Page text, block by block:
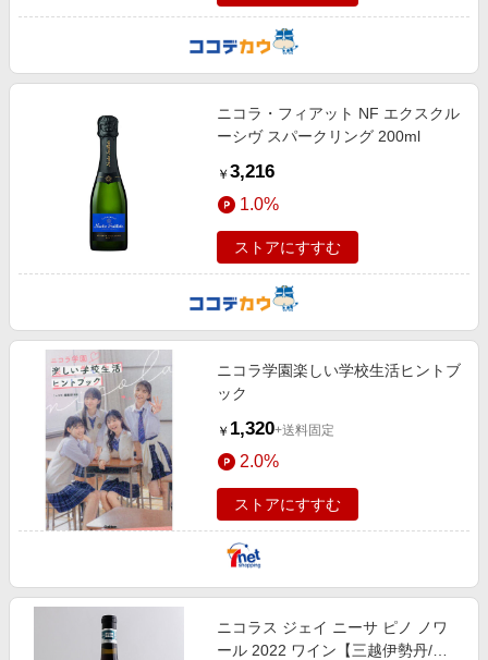
ニコラ・フィアット NF エクスクル
ーシヴ スパークリング 200ml
￥ 3,216
1.0%
ストアにすすむ
ニコラ学園楽しい学校生活ヒントブ
ック
￥ 1,320+送料固定
2.0%
ストアにすすむ
ニコラス ジェイ ニーサ ピノ ノワ
ール 2022 ワイン【三越伊勢丹/公